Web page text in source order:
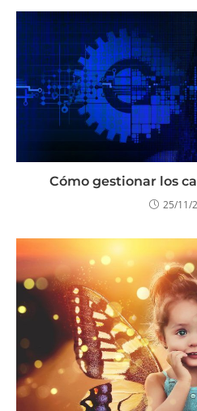
Cómo gestionar los
25/11/